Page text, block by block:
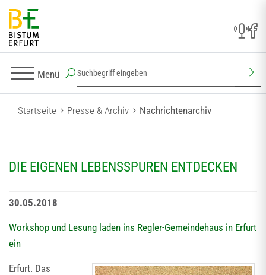
Menü
Startseite Presse & Archiv Nachrichtenarchiv
DIE EIGENEN LEBENSSPUREN ENTDECKEN
30.05.2018
Workshop und Lesung laden ins Regler-Gemeindehaus in Erfurt
ein
Erfurt. Das